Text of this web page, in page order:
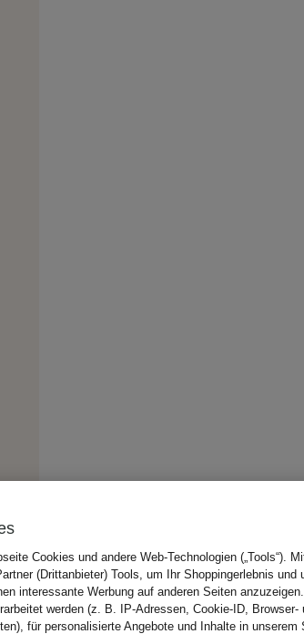
Cookies und andere Web-Technologien („Tools“).
(Drittanbieter) Tools, um Ihr Shoppingerlebnis und
interessante Werbung auf anderen Seiten anzuzeigen.
werden (z. B. IP-Adressen, Cookie-ID, Browser-
für personalisierte Angebote und Inhalte in unserem